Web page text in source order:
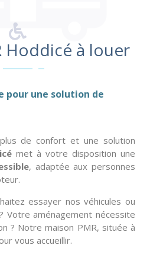
Hoddicé à louer
pour une solution de
de confort et une solution
met à votre disposition une
, adaptée aux personnes
essayer nos véhicules ou
Votre aménagement nécessite
? Notre maison PMR, située à
vous accueillir.